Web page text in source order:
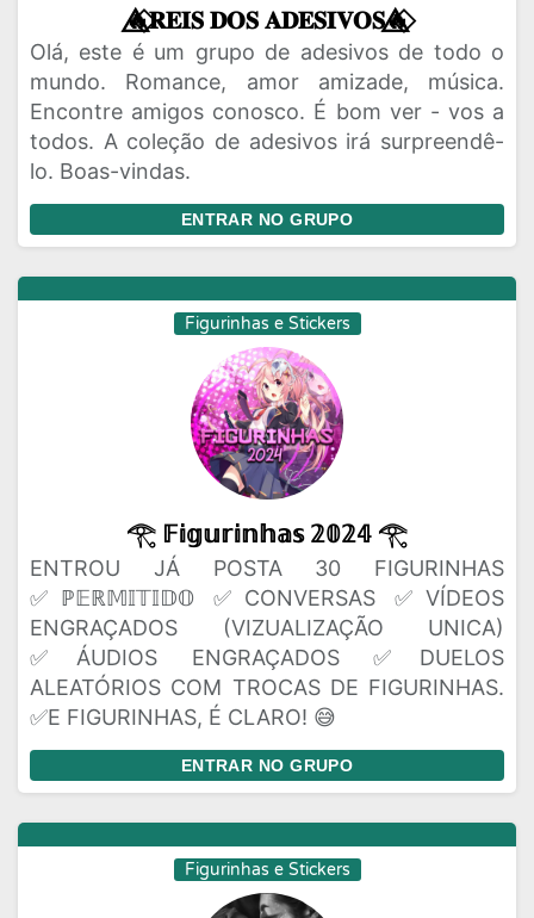
🔥⃟⃤𝐑𝐄𝐈𝐒 𝐃𝐎𝐒 𝐀𝐃𝐄𝐒𝐈𝐕𝐎𝐒🔥⃟⃤
Olá, este é um grupo de adesivos de todo o
mundo. Romance, amor amizade, música.
Encontre amigos conosco. É bom ver - vos a
todos. A coleção de adesivos irá surpreendê-
lo. Boas-vindas.
ENTRAR NO GRUPO
Figurinhas e Stickers
𓂀 𝔽𝕚𝕘𝕦𝕣𝕚𝕟𝕙𝕒𝕤 𝟚𝟘𝟚𝟜 𓂀
ENTROU JÁ POSTA 30 FIGURINHAS
✅ℙ𝔼ℝ𝕄𝕀𝕋𝕀𝔻𝕆 ✅CONVERSAS ✅VÍDEOS
ENGRAÇADOS (VIZUALIZAÇÃO UNICA)
✅ÁUDIOS ENGRAÇADOS ✅DUELOS
ALEATÓRIOS COM TROCAS DE FIGURINHAS.
✅E FIGURINHAS, É CLARO! 😅
ENTRAR NO GRUPO
Figurinhas e Stickers